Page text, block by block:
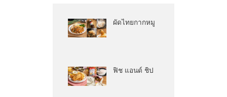
ผัดไทยกากหมู
ฟิช แอนด์ ชิป